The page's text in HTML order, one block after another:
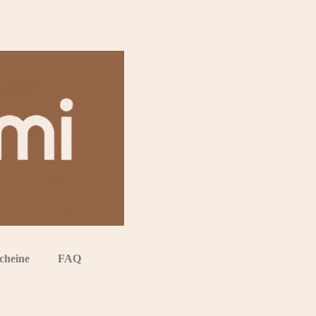
FAQ